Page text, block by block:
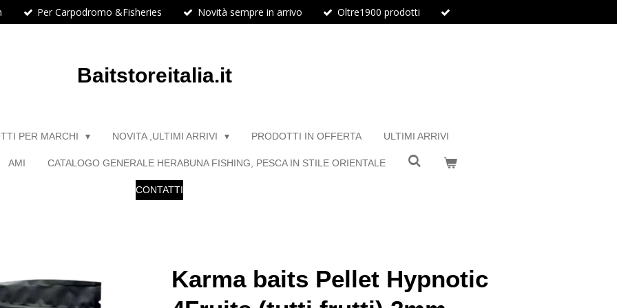
Per Carpodromo &Fisheries Novità sempre in arrivo Oltre1900 prodotti
Baitstoreitalia.it
PER MARCHI NOVITA ,ULTIMI ARRIVI PRODOTTI IN OFFERTA ULTIMI ARRIVI
AMI CATALOGO GENERALE HERABUNA FISHING, PESCA IN STILE ORIENTALE
CONTATTI
Karma baits Pellet Hypnotic